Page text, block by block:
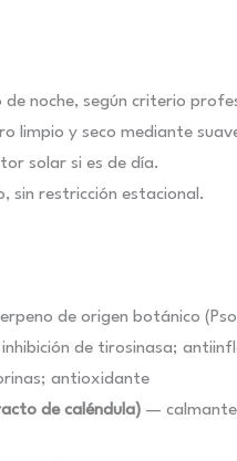
noche, según criterio
limpio y seco mediante
solar si es de día.
sin restricción estacional.
de origen botánico
de tirosinasa;
antioxidante
de caléndula) —